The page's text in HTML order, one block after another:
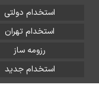
استخدام دولتی
استخدام تهران
رزومه ساز
استخدام جدید